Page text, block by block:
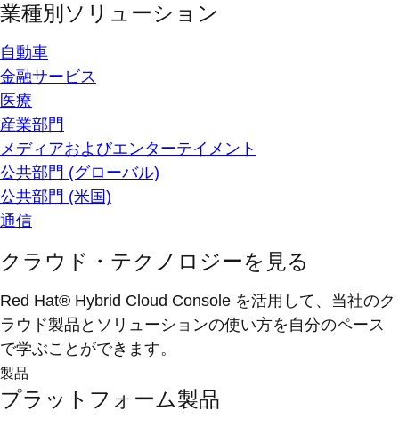
業種別ソリューション
自動車
金融サービス
医療
産業部門
メディアおよびエンターテイメント
公共部門 (グローバル)
公共部門 (米国)
通信
クラウド・テクノロジーを見る
Red Hat® Hybrid Cloud Console を活用して、当社のク
ラウド製品とソリューションの使い方を自分のペース
で学ぶことができます。
製品
プラットフォーム製品